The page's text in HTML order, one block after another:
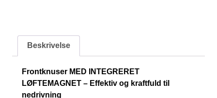
Beskrivelse
Frontknuser MED INTEGRERET
LØFTEMAGNET – Effektiv og kraftfuld til
nedrivning